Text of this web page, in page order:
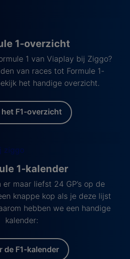
1-overzicht
1 van Viaplay bij Ziggo?
van races tot Formule 1-
het handige overzicht.
het F1-overzicht
1-kalender
maar liefst 24 GP’s op de
knappe kop als je deze lijst
hebben we een handige
kalender:
de F1-kalender